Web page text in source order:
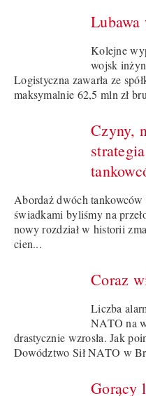
Lubawa
Kolejne
wojsk
Logistyczna zawarła ze
maksymalnie 62,5 mln zł
Czyny,
Abordaż dwóch
świadkami byliśmy na
nowy rozdział w historii
cien...
Coraz
Liczba
NATO na
drastycznie wzrosła. Jak
Dowództwo Sił NATO w
Gorący